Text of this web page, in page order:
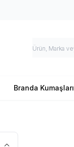
Branda Kumaşları